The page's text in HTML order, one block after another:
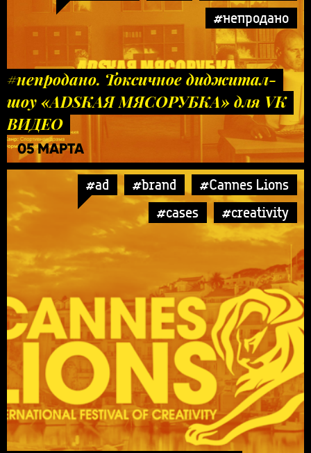
#непродано
#непродано. Токсичное диджитал-
шоу «ADSКАЯ МЯСОРУБКА» для VK
ВИДЕО
05 МАРТА
#ad #brand
#Cannes Lions
#cases
#creativity